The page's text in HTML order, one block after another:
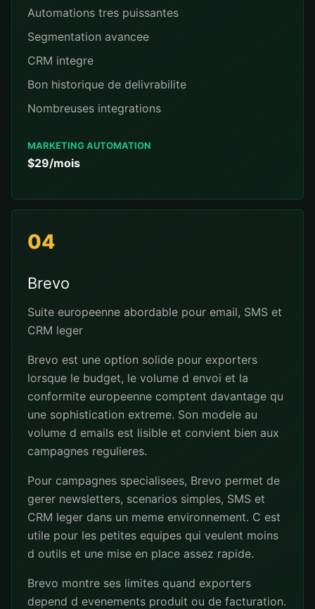
Automations tres puissantes
Segmentation avancee
CRM integre
Bon historique de delivrabilite
Nombreuses integrations
MARKETING AUTOMATION
$29/mois
04
Brevo
Suite europeenne abordable pour email, SMS et
CRM leger
Brevo est une option solide pour exporters
lorsque le budget, le volume d envoi et la
conformite europeenne comptent davantage qu
une sophistication extreme. Son modele au
volume d emails est lisible et convient bien aux
campagnes regulieres.
Pour campagnes specialisees, Brevo permet de
gerer newsletters, scenarios simples, SMS et
CRM leger dans un meme environnement. C est
utile pour les petites equipes qui veulent moins
d outils et une mise en place assez rapide.
Brevo montre ses limites quand exporters
depend d evenements produit ou de facturation.